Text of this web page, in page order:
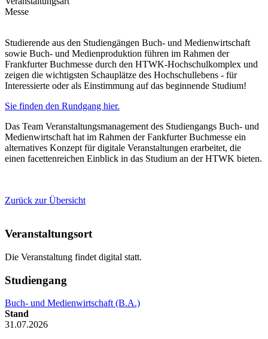
Messe
Studierende aus den Studiengängen Buch- und Medienwirtschaft
sowie Buch- und Medienproduktion führen im Rahmen der
Frankfurter Buchmesse durch den HTWK-Hochschulkomplex und
zeigen die wichtigsten Schauplätze des Hochschullebens - für
Interessierte oder als Einstimmung auf das beginnende Studium!
Sie finden den Rundgang hier.
Das Team Veranstaltungsmanagement des Studiengangs Buch- und
Medienwirtschaft hat im Rahmen der Fankfurter Buchmesse ein
alternatives Konzept für digitale Veranstaltungen erarbeitet, die
einen facettenreichen Einblick in das Studium an der HTWK bieten.
Zurück zur Übersicht
Veranstaltungsort
Die Veranstaltung findet digital statt.
Studiengang
Buch- und Medienwirtschaft (B.A.)
Stand
31.07.2026